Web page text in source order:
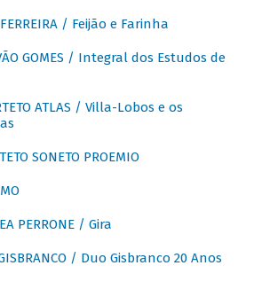
/ Feijão e Farinha
GOMES / Integral dos Estudos de
ATLAS / Villa-Lobos e os
SONETO PROEMIO
PERRONE / Gira
/ Duo Gisbranco 20 Anos